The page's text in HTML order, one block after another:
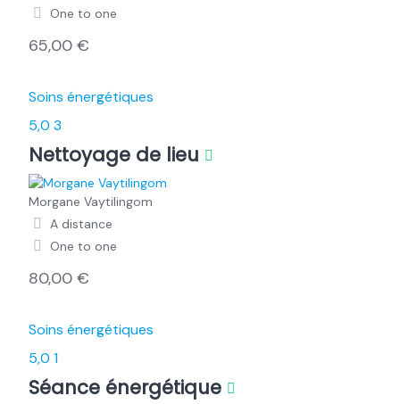
One to one
65,00 €
Soins énergétiques
5,0 3
Nettoyage de lieu
Morgane Vaytilingom
A distance
One to one
80,00 €
Soins énergétiques
5,0 1
Séance énergétique